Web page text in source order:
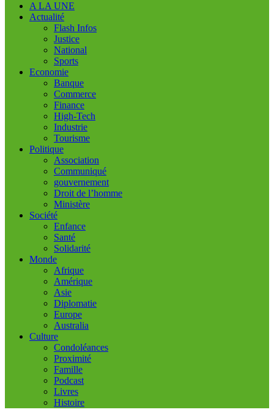
A LA UNE
Actualité
Flash Infos
Justice
National
Sports
Economie
Banque
Commerce
Finance
High-Tech
Industrie
Tourisme
Politique
Association
Communiqué
gouvernement
Droit de l’homme
Ministère
Société
Enfance
Santé
Solidarité
Monde
Afrique
Amérique
Asie
Diplomatie
Europe
Australia
Culture
Condoléances
Proximité
Famille
Podcast
Livres
Histoire